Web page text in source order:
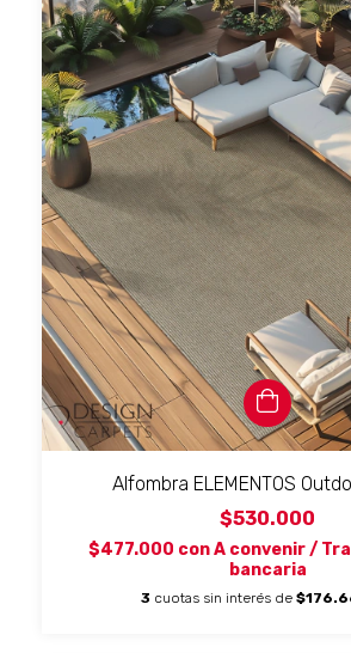
Alfombra ELEMENTOS
$530.000
$477.000 con A convenir /
bancaria
3 cuotas sin interés de